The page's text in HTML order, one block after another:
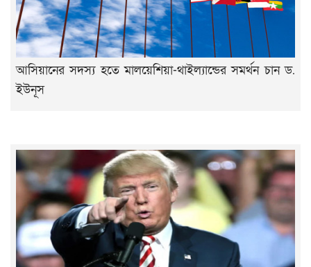
আসিয়ানের সদস্য হতে মালয়েশিয়া-থাইল্যান্ডের সমর্থন চান ড.
ইউনূস